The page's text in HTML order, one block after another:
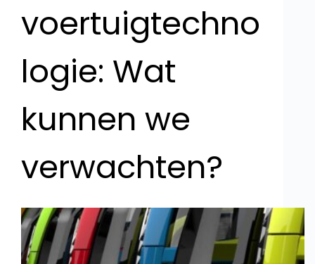
voertuigtechno
logie: Wat
kunnen we
verwachten?